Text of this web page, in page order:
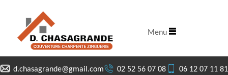
d.chasagrande@gmail.com 02 52 56 07 08 06 12 07 11 81
Menu